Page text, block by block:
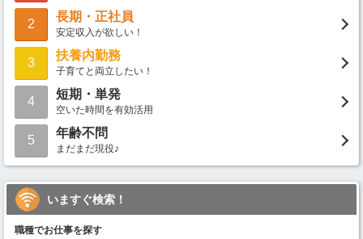
2
長期・正社員
安定収入が欲しい！
3
扶養内勤務
子育てと両立したい！
4
短期・単発
空いた時間を有効活用
5
年齢不問
まだまだ現役♪
いますぐ検索！
職種でお仕事を探す